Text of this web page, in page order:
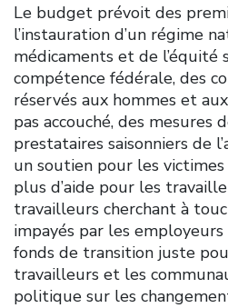
Le budget prévoit des
l’instauration d’un régime
médicaments et de l’équité
compétence fédérale, des
réservés aux hommes et
pas accouché, des mesures
prestataires saisonniers de
un soutien pour les
plus d’aide pour les
travailleurs cherchant à
impayés par les
fonds de transition juste
travailleurs et les
politique sur les